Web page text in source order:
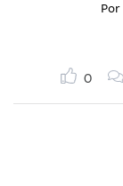
Por
0